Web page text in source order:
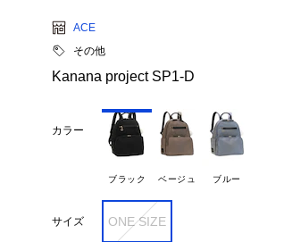
ACE
その他
Kanana project SP1-D
カラー
ブラック ベージュ ブルー
サイズ ONE SIZE